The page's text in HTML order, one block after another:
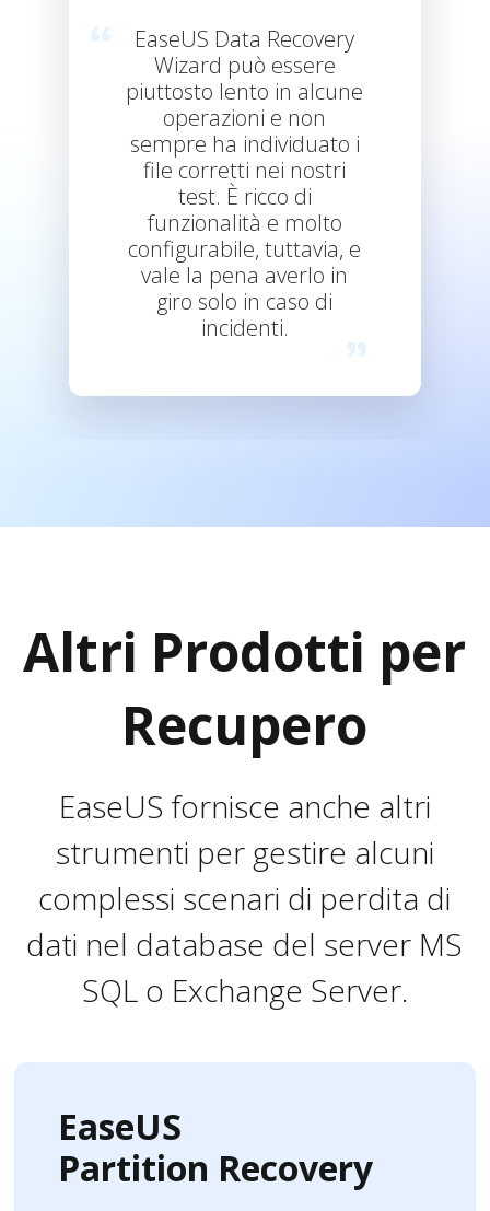
EaseUS Data Recovery
Wizard può essere
piuttosto lento in alcune
operazioni e non
sempre ha individuato i
file corretti nei nostri
test. È ricco di
funzionalità e molto
configurabile, tuttavia, e
vale la pena averlo in
giro solo in caso di
incidenti.
Altri Prodotti per
Recupero
EaseUS fornisce anche altri
strumenti per gestire alcuni
complessi scenari di perdita di
dati nel database del server MS
SQL o Exchange Server.
EaseUS
Partition Recovery